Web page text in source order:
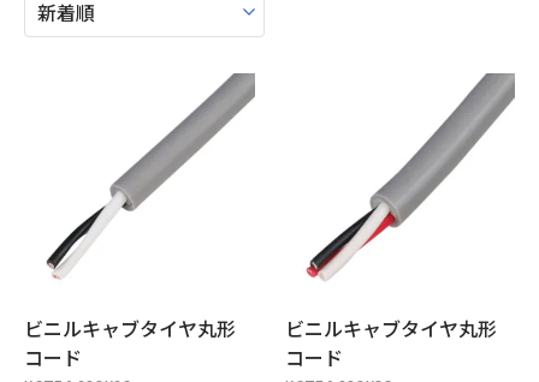
ビニルキャブタイヤ丸形
コード
ビニルキャブタイヤ丸形
コード